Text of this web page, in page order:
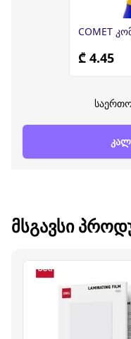
COMET
₾ 4.45
ᲛᲡᲒᲐᲕᲡᲘ